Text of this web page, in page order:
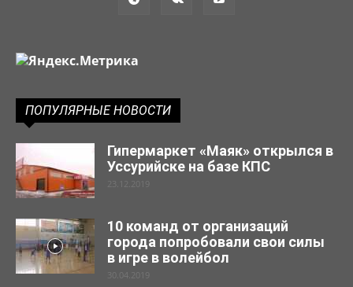
ПОПУЛЯРНЫЕ НОВОСТИ
Гипермаркет «Маяк» открылся в
Уссурийске на базе КПС
23.12.2019
10 команд от организаций
города попробовали свои силы
в игре в волейбол
30.04.2019